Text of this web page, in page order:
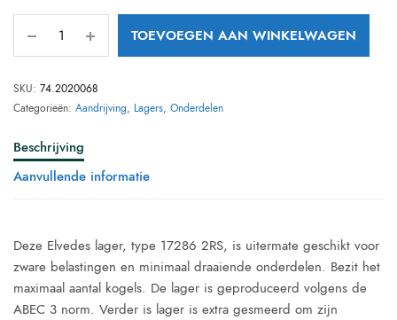
TOEVOEGEN AAN WINKELWAGEN
SKU: 74.2020068
Categorieën: Aandrijving, Lagers, Onderdelen
Beschrijving
Aanvullende informatie
Deze Elvedes lager, type 17286 2RS, is uitermate geschikt voor
zware belastingen en minimaal draaiende onderdelen. Bezit het
maximaal aantal kogels. De lager is geproduceerd volgens de
ABEC 3 norm. Verder is lager is extra gesmeerd om zijn